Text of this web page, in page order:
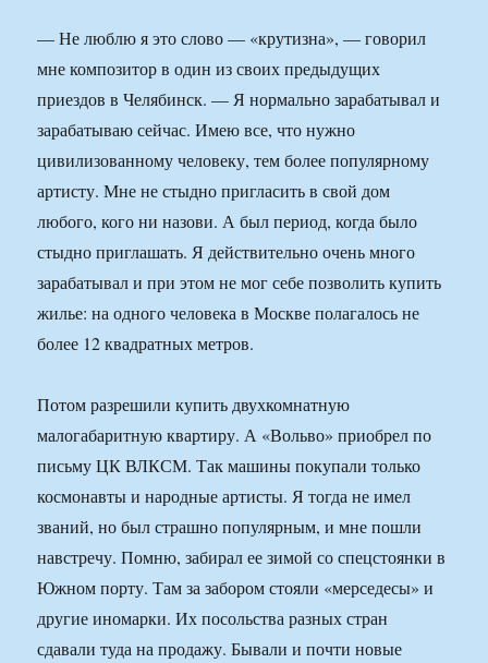
— Не люблю я это слово — «крутизна», — говорил
мне композитор в один из своих предыдущих
приездов в Челябинск. — Я нормально зарабатывал и
зарабатываю сейчас. Имею все, что нужно
цивилизованному человеку, тем более популярному
артисту. Мне не стыдно пригласить в свой дом
любого, кого ни назови. А был период, когда было
стыдно приглашать. Я действительно очень много
зарабатывал и при этом не мог себе позволить купить
жилье: на одного человека в Москве полагалось не
более 12 квадратных метров.
Потом разрешили купить двухкомнатную
малогабаритную квартиру. А «Вольво» приобрел по
письму ЦК ВЛКСМ. Так машины покупали только
космонавты и народные артисты. Я тогда не имел
званий, но был страшно популярным, и мне пошли
навстречу. Помню, забирал ее зимой со спецстоянки в
Южном порту. Там за забором стояли «мерседесы» и
другие иномарки. Их посольства разных стран
сдавали туда на продажу. Бывали и почти новые